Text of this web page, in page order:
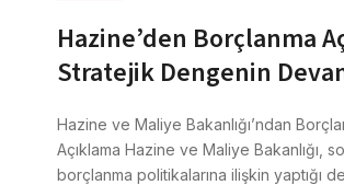
Hazine’den Borçlanma
Stratejik Dengenin
Hazine ve Maliye Bakanlığı’ndan
Açıklama Hazine ve Maliye Bakanlığı,
borçlanma politikalarına ilişkin yaptığı